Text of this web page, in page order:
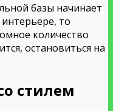
базы начинает
то
количество
остановиться на
стилем